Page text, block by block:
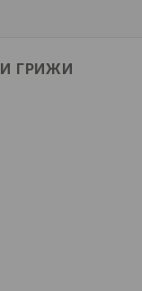
ГРИЖИ